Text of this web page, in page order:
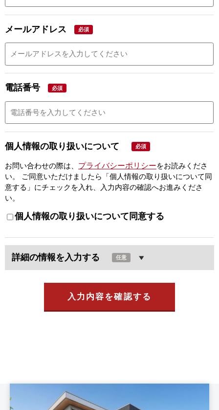
メールアドレス 必須
電話番号 必須
個人情報の取り扱いについて 必須
お問い合わせの際は、 プライバシーポリシーをお読みくださ
い。
ご同意いただけましたら「個人情報の取り扱いについて同
意する」にチェックを入れ、入力内容の確認へお進みくださ
い。
個人情報の取り扱いについて同意する
詳細の情報を入力する 任意
入力内容を確認する